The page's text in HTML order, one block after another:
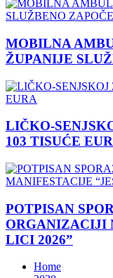
MOBILNA
ŽUPANIJE
LIČKO-
103 TISUĆE
POTPISAN
ORGANIZACIJI
LICI 2026”
Home